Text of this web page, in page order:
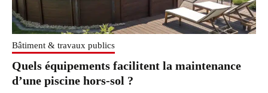
Bâtiment & travaux publics
Quels équipements facilitent la maintenance
d’une piscine hors-sol ?